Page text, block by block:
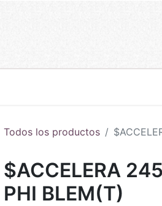
Todos los productos
$ACCELERA
PHI BLEM(T)